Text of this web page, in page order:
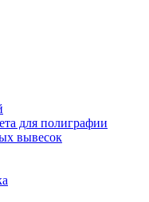
для полиграфии
вывесок